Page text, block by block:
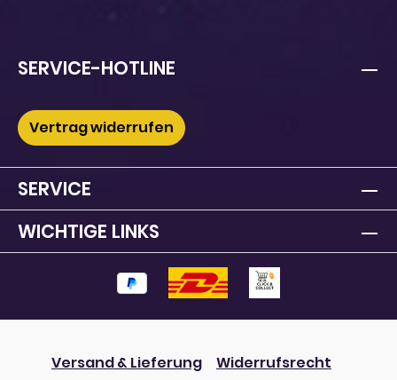
SERVICE-HOTLINE
Vertrag widerrufen
SERVICE
WICHTIGE LINKS
Versand & Lieferung Widerrufsrecht